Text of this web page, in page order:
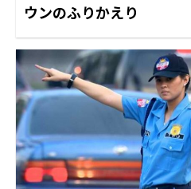
ウンのふりかえり